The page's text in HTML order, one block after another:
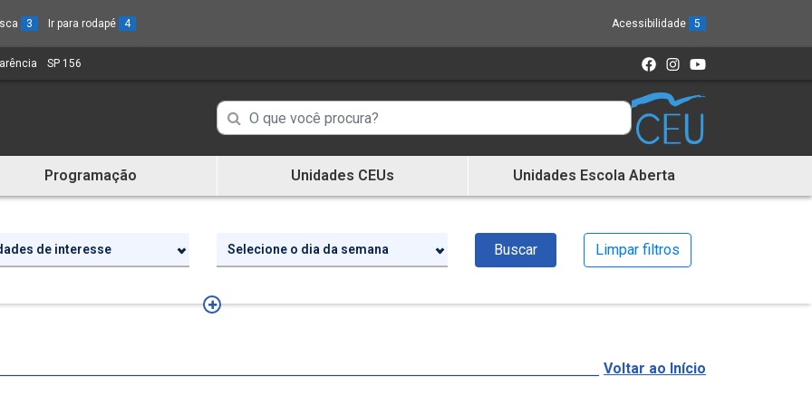
3 Ir para rodapé 4 Acessibilidade 5
(Link
SP 156
Campo
de
informações
Campo
de
Busca
informações
Programação Unidades CEUs Unidades Escola Aberta
de interesse Selecione o dia da semana Buscar Limpar filtros
Voltar ao Início